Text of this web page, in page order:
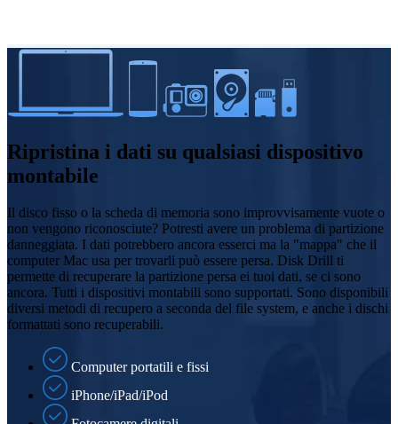
Ripristina i dati su qualsiasi dispositivo
montabile
Il disco fisso o la scheda di memoria sono improvvisamente vuote o
non vengono riconosciute? Potresti avere un problema di partizione
danneggiata. I dati potrebbero ancora esserci ma la "mappa" che il
computer Mac usa per trovarli può essere persa. Disk Drill ti
permette di recuperare la partizione persa ei tuoi dati, se ci sono
ancora. Tutti i dispositivi montabili sono supportati. Sono disponibili
diversi metodi di recupero a seconda del file system, e anche i dischi
formattati sono recuperabili.
Computer portatili e fissi
iPhone/iPad/iPod